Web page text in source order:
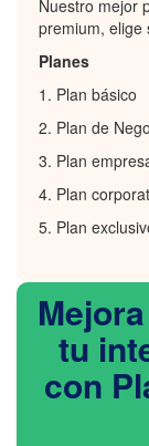
Nuestro mejor
premium, elige
Planes
1. Plan básico
2. Plan de
3. Plan
4. Plan
5. Plan
tu
con